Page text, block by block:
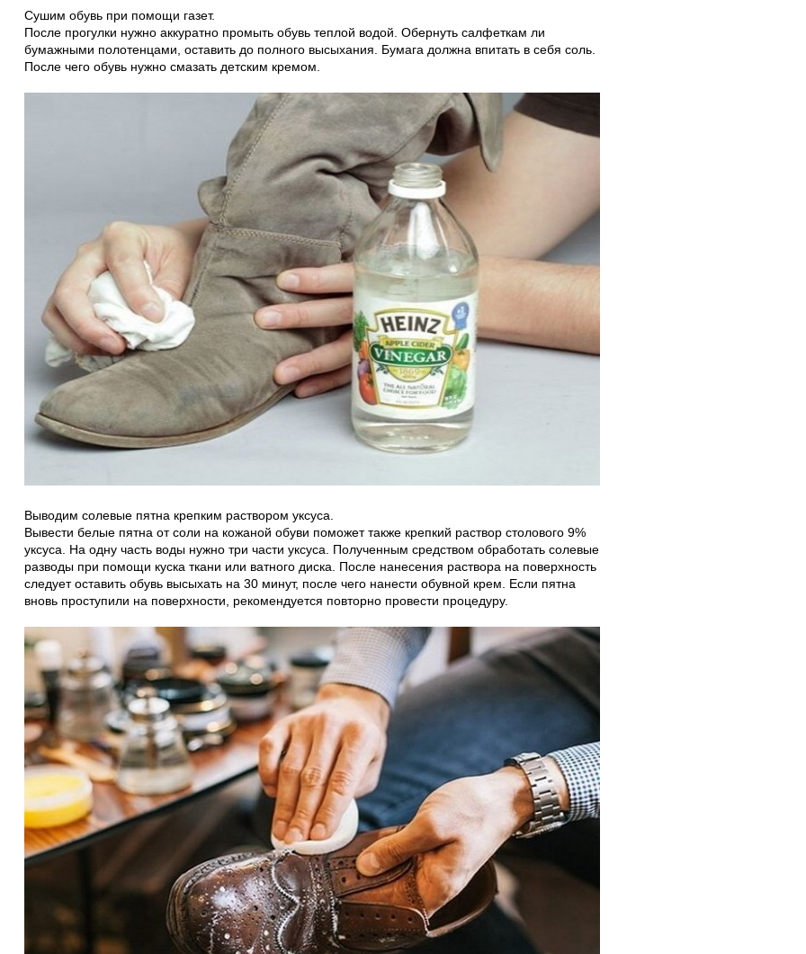
Сушим обувь при помощи газет.
После прогулки нужно аккуратно промыть обувь теплой водой. Обернуть салфеткам ли
бумажными полотенцами, оставить до полного высыхания. Бумага должна впитать в себя соль.
После чего обувь нужно смазать детским кремом.
Выводим солевые пятна крепким раствором уксуса.
Вывести белые пятна от соли на кожаной обуви поможет также крепкий раствор столового 9%
уксуса. На одну часть воды нужно три части уксуса. Полученным средством обработать солевые
разводы при помощи куска ткани или ватного диска. После нанесения раствора на поверхность
следует оставить обувь высыхать на 30 минут, после чего нанести обувной крем. Если пятна
вновь проступили на поверхности, рекомендуется повторно провести процедуру.